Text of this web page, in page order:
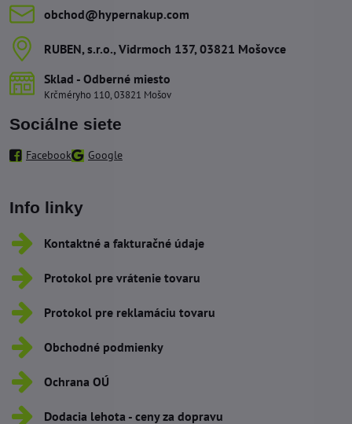
obchod​@hypernakup​.com
RUBEN, s​.r​.o​., Vidrmoch 137, 03821 Mošovce
Sklad - Odberné miesto
Krčméryho 110, 03821 Mošov
Sociálne siete
Facebook Google
Info linky
Kontaktné a fakturačné údaje
Protokol pre vrátenie tovaru
Protokol pre reklamáciu tovaru
Obchodné podmienky
Ochrana OÚ
Dodacia lehota - ceny za dopravu